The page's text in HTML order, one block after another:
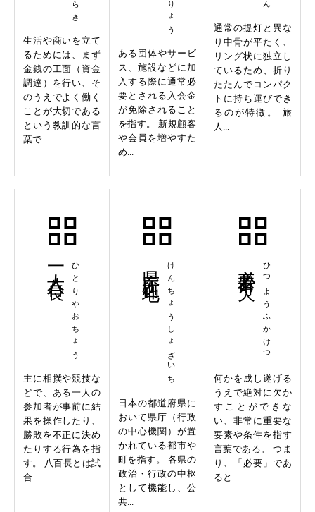
生活や商いを立て
るためには、まず
金銭の工面（資金
調達）を行い、そ
のうえでよく働く
ことが大切である
という教訓的な言
葉で...
ある団体やサービ
ス、施設などに加
入する際に通常必
要とされる入会金
が免除されること
を指す。 新規顧客
や会員を増やすた
め...
通常の提灯と異な
り中骨が平たく、
リング状に独立し
ているため、折り
たたんでコンパク
トに持ち運びでき
るのが特徴。 旅
人...
ひとりやおちょう
一人八百長
主に相撲や競技な
どで、ある一人の
参加者が事前に結
果を操作したり、
勝敗を不正に決め
たりする行為を指
す。 八百長とは試
合...
けんちょうしょざいち
日本の都道府県に
おいて県庁（行政
の中心機関）が置
かれている都市や
町を指す。 各県の
政治・行政の中枢
として機能し、公
共...
ひつようふかけつ
何かを成し遂げる
うえで絶対に欠か
すことができな
い、非常に重要な
要素や条件を指す
言葉である。 つま
り、「必要」であ
ると...